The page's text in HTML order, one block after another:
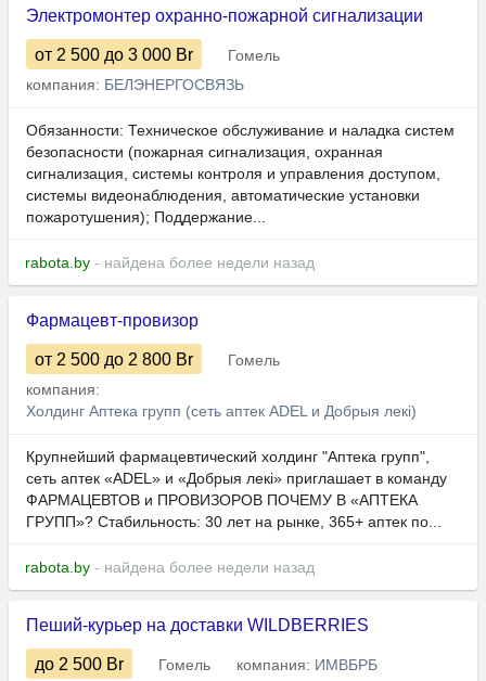
Электромонтер охранно-пожарной сигнализации
от 2 500 до 3 000 Br
Гомель
компания: БЕЛЭНЕРГОСВЯЗЬ
Обязанности: Техническое обслуживание и наладка систем
безопасности (пожарная сигнализация, охранная
сигнализация, системы контроля и управления доступом,
системы видеонаблюдения, автоматические установки
пожаротушения); Поддержание...
rabota.by - найдена более недели назад
Фармацевт-провизор
от 2 500 до 2 800 Br
Гомель
компания:
Холдинг Аптека групп (сеть аптек ADEL и Добрыя лекi)
Крупнейший фармацевтический холдинг "Аптека групп",
сеть аптек «ADEL» и «Добрыя лекі» приглашает в команду
ФАРМАЦЕВТОВ и ПРОВИЗОРОВ ПОЧЕМУ В «АПТЕКА
ГРУПП»? Стабильность: 30 лет на рынке, 365+ аптек по...
rabota.by - найдена более недели назад
Пеший-курьер на доставки WILDBERRIES
до 2 500 Br Гомель компания: ИМВБРБ